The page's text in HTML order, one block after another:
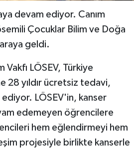
devam ediyor. Canım
Çocuklar Bilim ve Doğa
geldi.
Vakfı LÖSEV, Türkiye
28 yıldır ücretsiz tedavi,
LÖSEV'in, kanser
edemeyen öğrencilere
hem eğlendirmeyi hem
projesiyle birlikte kanserle